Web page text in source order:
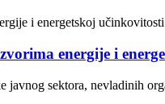
energije i
javnog sektora, nevladinih